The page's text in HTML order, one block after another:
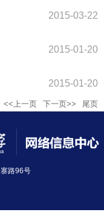
2015-03-22
2015-01-20
2015-01-20
<<上一页 下一页>> 尾页
路96号